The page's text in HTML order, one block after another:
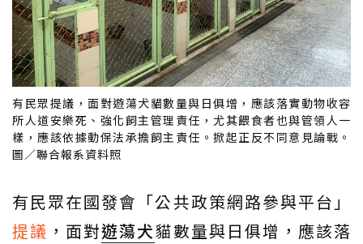
有民眾提議，面對遊蕩犬貓數量與日俱增，應該落實動物收容
所人道安樂死、強化飼主管理責任，尤其餵食者也與管領人一
樣，應該依據動保法承擔飼主責任。掀起正反不同意見論戰。
圖／聯合報系資料照
有民眾在國發會「公共政策網路參與平台」
提議 ，面對遊蕩犬貓數量與日俱增，應該落